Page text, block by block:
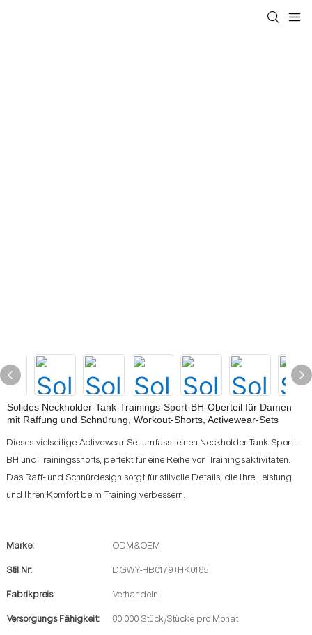
Solides Neckholder-Tank-Trainings-Sport-BH-Oberteil für Damen
mit Raffung und Schnürung, Workout-Shorts, Activewear-Sets
Dieses vielseitige Activewear-Set umfasst einen Neckholder-Tank-Sport-
BH und Trainingsshorts, perfekt für eine Reihe von Trainingsaktivitäten.
Das Raff- und Schnürdesign sorgt für stilvolle Details, die Ihre Leistung
und Ihren Komfort beim Training verbessern.
Marke: ODM&OEM
Stil Nr: DGWY-HB0179+HK0185
Fabrikpreis: Verhandeln
Versorgungs Fähigkeit: 80.000 Stück/Stücke pro Monat